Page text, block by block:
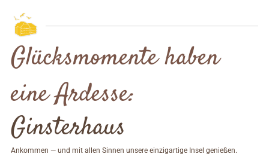
Glücksmomente haben
eine Ardesse:
Ginsterhaus
Ankommen — und mit allen Sinnen unsere einzigartige Insel genießen.